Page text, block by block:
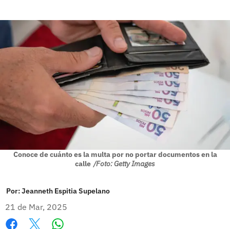
Conoce de cuánto es la multa por no portar documentos en la
calle /Foto: Getty Images
Por:Jeanneth Espitia Supelano
21 de Mar, 2025